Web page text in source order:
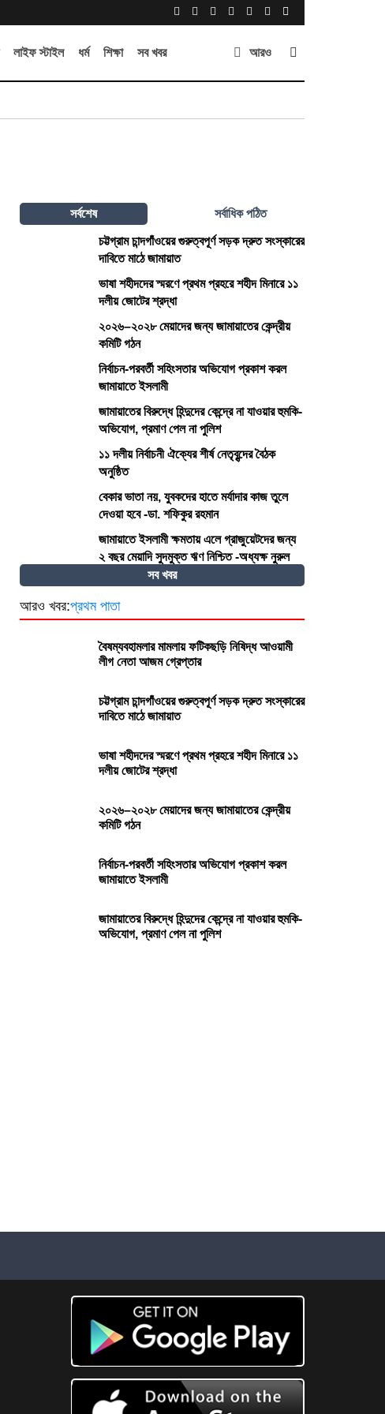
লাইফ স্টাইল ধর্ম শিক্ষা সব খবর আরও
সর্বশেষ সর্বাধিক পঠিত
চট্টগ্রাম চান্দগাঁওয়ের গুরুত্বপূর্ণ সড়ক দ্রুত সংস্কারের
দাবিতে মাঠে জামায়াত
ভাষা শহীদদের স্মরণে প্রথম প্রহরে শহীদ মিনারে ১১
দলীয় জোটের শ্রদ্ধা
২০২৬–২০২৮ মেয়াদের জন্য জামায়াতের কেন্দ্রীয়
কমিটি গঠন
নির্বাচন-পরবর্তী সহিংসতার অভিযোগ প্রকাশ করল
জামায়াতে ইসলামী
জামায়াতের বিরুদ্ধে হিন্দুদের কেন্দ্রে না যাওয়ার হুমকি-
অভিযোগ, প্রমাণ পেল না পুলিশ
১১ দলীয় নির্বাচনী ঐক্যের শীর্ষ নেতৃবৃন্দের বৈঠক
অনুষ্ঠিত
বেকার ভাতা নয়, যুবকদের হাতে মর্যাদার কাজ তুলে
দেওয়া হবে -ডা. শফিকুর রহমান
জামায়াতে ইসলামী ক্ষমতায় এলে গ্রাজুয়েটদের জন্য
২ বছর মেয়াদি সুদমুক্ত ঋণ নিশ্চিত -অধ্যক্ষ নুরুল
সব খবর
আরও খবর:প্রথম পাতা
বৈষম্যবহামলার মামলায় ফটিকছড়ি নিষিদ্ধ আওয়ামী
লীগ নেতা আজম গ্রেপ্তার
চট্টগ্রাম চান্দগাঁওয়ের গুরুত্বপূর্ণ সড়ক দ্রুত সংস্কারের
দাবিতে মাঠে জামায়াত
ভাষা শহীদদের স্মরণে প্রথম প্রহরে শহীদ মিনারে ১১
দলীয় জোটের শ্রদ্ধা
২০২৬–২০২৮ মেয়াদের জন্য জামায়াতের কেন্দ্রীয়
কমিটি গঠন
নির্বাচন-পরবর্তী সহিংসতার অভিযোগ প্রকাশ করল
জামায়াতে ইসলামী
জামায়াতের বিরুদ্ধে হিন্দুদের কেন্দ্রে না যাওয়ার হুমকি-
অভিযোগ, প্রমাণ পেল না পুলিশ